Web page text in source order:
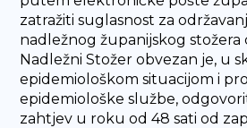
zatražiti suglasnost za
nadležnog županijskog stožera
Nadležni Stožer obvezan je, u
epidemiološkom situacijom i
epidemiološke službe,
zahtjev u roku od 48 sati od